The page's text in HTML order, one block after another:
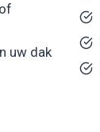
uw dak